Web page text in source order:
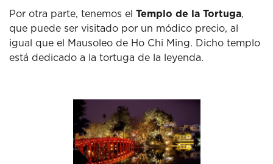
Por otra parte, tenemos el Templo de la Tortuga,
que puede ser visitado por un módico precio, al
igual que el Mausoleo de Ho Chi Ming. Dicho templo
está dedicado a la tortuga de la leyenda.